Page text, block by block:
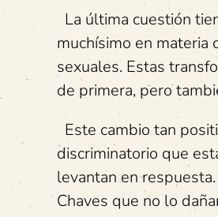
La última cuestión
muchísimo en materia
sexuales. Estas
de primera, pero
Este cambio tan
discriminatorio que
levantan en
Chaves que no lo